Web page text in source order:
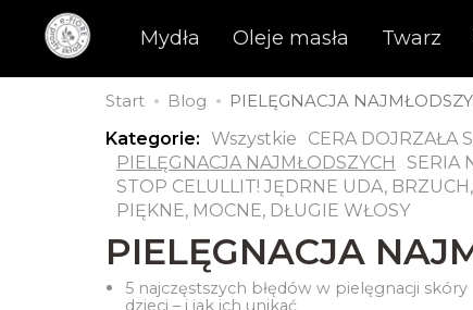
Mydła Oleje masła Twarz
Start Blog PIELĘGNACJA
Kategorie: Wszystkie CERA DOJRZAŁA
PIELĘGNACJA NAJMŁODSZYCH
SERIA
STOP CELULLIT! JĘDRNE UDA,
PIĘKNE, MOCNE, DŁUGIE WŁOSY
PIELĘGNACJA
5 najczęstszych błędów w pielęgnacji skóry
dzieci – i jak ich unikać